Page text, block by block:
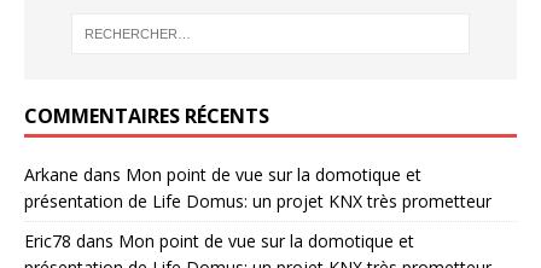
COMMENTAIRES RÉCENTS
Arkane dans Mon point de vue sur la domotique et
présentation de Life Domus: un projet KNX très prometteur
Eric78 dans Mon point de vue sur la domotique et